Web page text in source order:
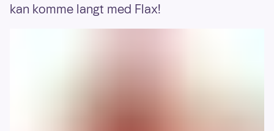
kan komme langt med Flax!